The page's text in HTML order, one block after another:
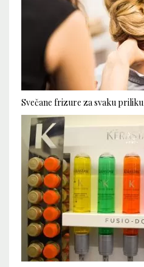
Svečane frizure za svaku priliku